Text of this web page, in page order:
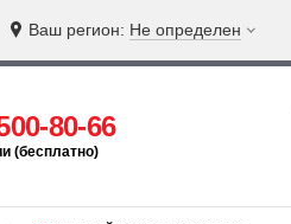
Ваш регион: Не определен
80-66
(бесплатно)